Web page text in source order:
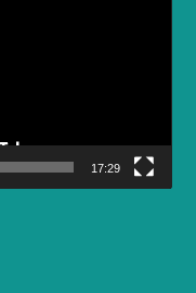
17:29